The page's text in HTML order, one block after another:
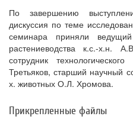
По завершению
дискуссия по теме
семинара приняли
растениеводства к.с.-х.н.
сотрудник
Третьяков, старший научный
х. животных О.Л. Хромова.
Прикрепленные файлы